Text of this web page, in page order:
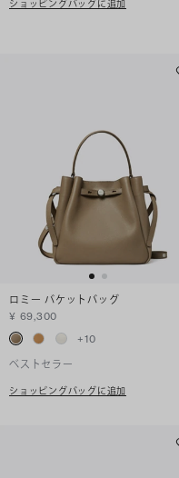
ショッピングバッグに追加
ロミー バケットバッグ
¥ 69,300
+10
ベストセラー
ショッピングバッグに追加